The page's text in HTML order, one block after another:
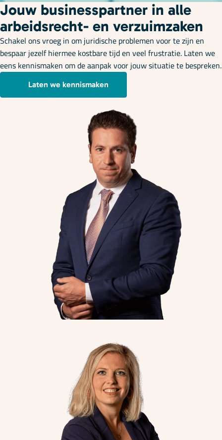
Jouw businesspartner in alle
arbeidsrecht- en verzuimzaken
Schakel ons vroeg in om juridische problemen voor te zijn en
bespaar jezelf hiermee kostbare tijd en veel frustratie. Laten we
eens kennismaken om de aanpak voor jouw situatie te bespreken.
Laten we kennismaken